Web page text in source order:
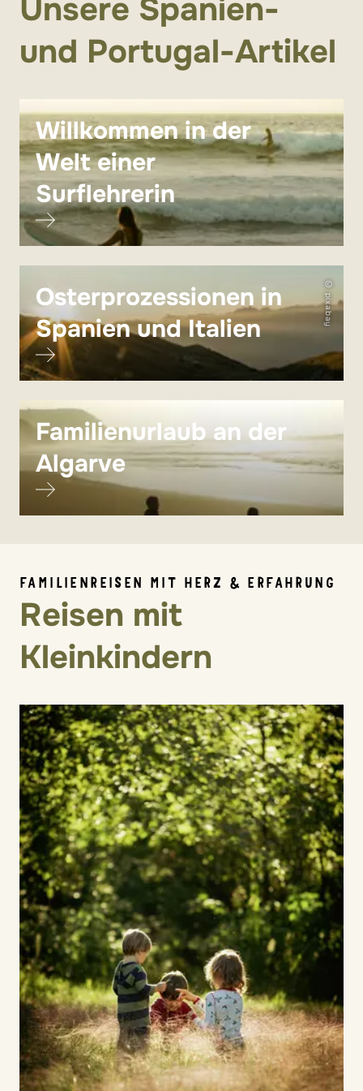
Unsere Spanien-
und Portugal-Artikel
Willkommen in der
Welt einer
Surflehrerin
Osterprozessionen in
Spanien und Italien
© pixabay
Familienurlaub an der
Algarve
FAMILIENREISEN MIT HERZ & ERFAHRUNG
Reisen mit
Kleinkindern